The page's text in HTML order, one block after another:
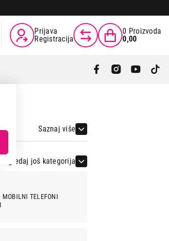
Prijava
Registracija
0 Proizvoda
0,00
Saznaj više
Pogledaj još kategorija
MOBILNI TELEFONI